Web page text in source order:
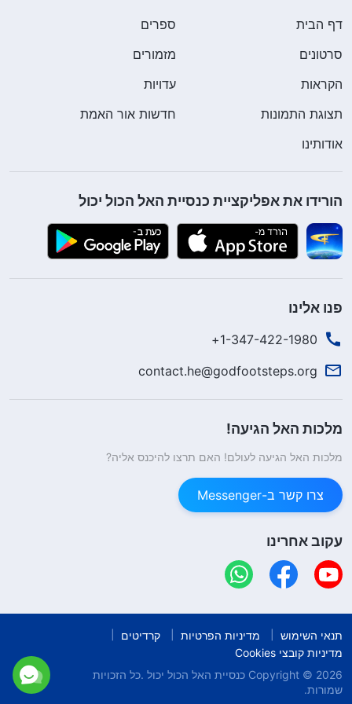
דף הבית
ספרים
סרטונים
מזמורים
הקראות
עדויות
תצוגת התמונות
חדשות אור האמת
אודותינו
הורידו את אפליקציית כנסיית האל הכול יכול
פנו אלינו
1-347-422-1980+
contact.he@godfootsteps.org
מלכות האל הגיעה!
מלכות האל הגיעה לעולם! האם תרצו להיכנס אליה?
צרו קשר ב-Messenger
עקוב אחרינו
תנאי השימוש מדיניות הפרטיות
קרדיטים
מדיניות קובצי Cookies
Copyright © 2026 כנסיית האל הכול יכול .כל הזכויות
שמורות.